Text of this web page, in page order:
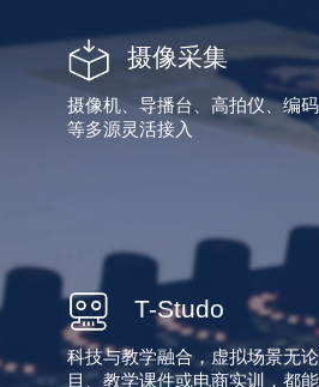
摄像采集
摄像机、导播台、高拍仪、编
等多源灵活接入
T-Studo
科技与教学融合，虚拟场景无
目、教学课件或电商实训，都